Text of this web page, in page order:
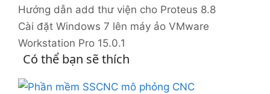
Hướng dẫn add thư viện cho Proteus 8.8
Cài đặt Windows 7 lên máy ảo VMware
Workstation Pro 15.0.1
Có thể bạn sẽ thích